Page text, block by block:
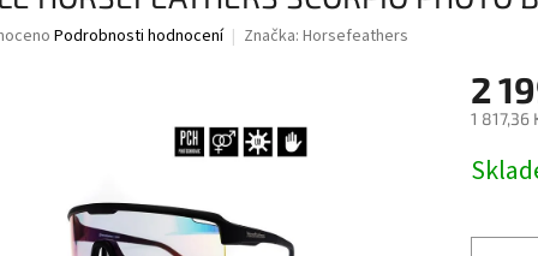
Podrobnosti hodnocení Značka: Horsefeathers
2
1 817,36
cena: